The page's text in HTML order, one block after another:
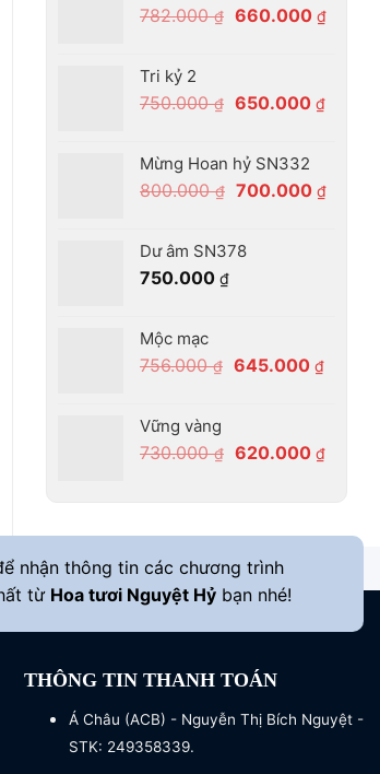
782.000₫ Giá
660.000 ₫Giá
Tri kỷ 2
750.000₫ Giá
750.000 ₫.
650.000 ₫Giá
Mừng Hoan hỷ SN332
800.000₫ Giá
800.000 ₫.
700.000 ₫Giá
Dư âm SN378
750.000 ₫
Mộc mạc
756.000₫ Giá
645.000 ₫Giá
Vững vàng
730.000₫ Giá
620.000 ₫Giá
₫.
nhận thông tin các chương trình
từ Hoa tươi Nguyệt Hỷ bạn nhé!
THÔNG TIN THANH TOÁN
Á Châu (ACB) - Nguyễn Thị Bích Nguyệt -
STK: 249358339.